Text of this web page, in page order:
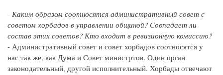
- Каким образом соотносятся административный совет с
советом хорбадов в управлении общиной? Совпадает ли
состав этих советов? Кто входит в ревизионную комиссию?
- Административный совет и совет хорбадов соотносятся у
нас так же, как Дума и Совет министртов. Один орган
законодательный, другой исполнительный. Хорбады отвечают